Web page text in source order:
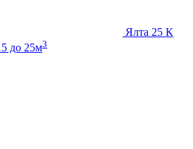
Ялта 25 К
до 25м3